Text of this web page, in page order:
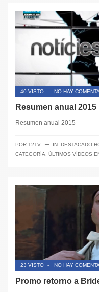
40 VISTO - NO HAY
Resumen anual 2015
Resumen anual 2015
POR 12TV ─ IN: DESTACADO
CATEGORÍA
ÚLTIMOS VÍDEOS
23 VISTO - NO HAY
Promo retorno a